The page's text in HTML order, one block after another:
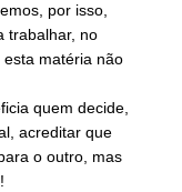
por isso,
trabalhar, no
matéria não
quem decide,
acreditar que
o outro, mas